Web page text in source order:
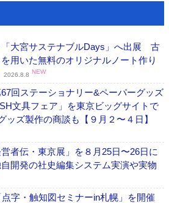
大宮サステナブルDays」へ出展 古
用いた無料のオリジナルノート作り
2026.8.8 NEW
回ステーショナリー&ペーパーグッズ
文具フェア」を東京ビッグサイトで
ッズ製作の商談も【９月２〜４日】
者伝・東京展」を８月25日〜26日に
開発の社史編集システム実演や実物
字・触知図セミナーin札幌」を開催